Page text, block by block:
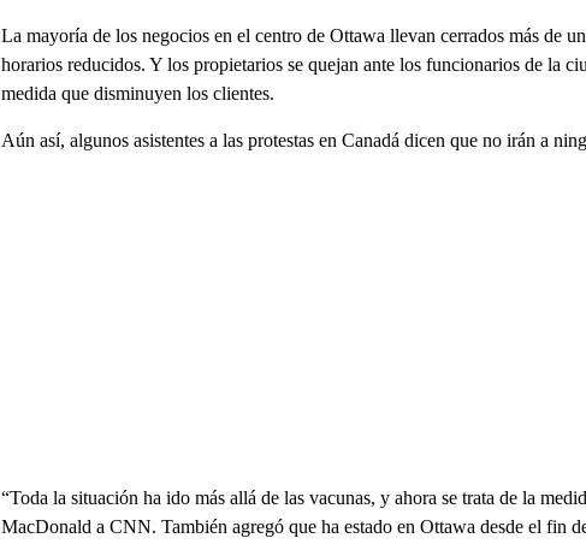
La mayoría de los negocios en el centro de Ottawa llevan cerrados más de
horarios reducidos. Y los propietarios se quejan ante los funcionarios de la
medida que disminuyen los clientes.
Aún así, algunos asistentes a las protestas en Canadá dicen que no irán a
“Toda la situación ha ido más allá de las vacunas, y ahora se trata de la
MacDonald a CNN. También agregó que ha estado en Ottawa desde el fin